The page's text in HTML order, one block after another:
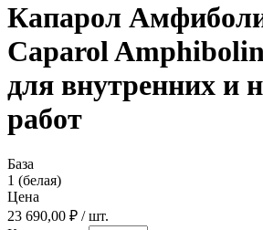
Капарол
Caparol
для внутренних и
работ
База
1 (белая)
Цена
23 690,00 ₽ / шт.